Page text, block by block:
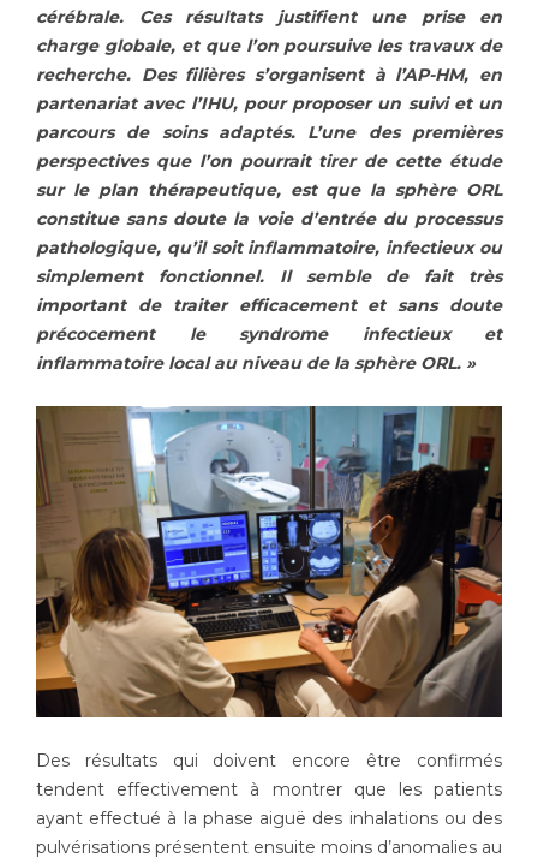
cérébrale. Ces résultats justifient une prise en
charge globale, et que l’on poursuive les travaux de
recherche. Des filières s’organisent à l’AP-HM, en
partenariat avec l’IHU, pour proposer un suivi et un
parcours de soins adaptés. L’une des premières
perspectives que l’on pourrait tirer de cette étude
sur le plan thérapeutique, est que la sphère ORL
constitue sans doute la voie d’entrée du processus
pathologique, qu’il soit inflammatoire, infectieux ou
simplement fonctionnel. Il semble de fait très
important de traiter efficacement et sans doute
précocement le syndrome infectieux et
inflammatoire local au niveau de la sphère ORL. »
Des résultats qui doivent encore être confirmés
tendent effectivement à montrer que les patients
ayant effectué à la phase aiguë des inhalations ou des
pulvérisations présentent ensuite moins d’anomalies au